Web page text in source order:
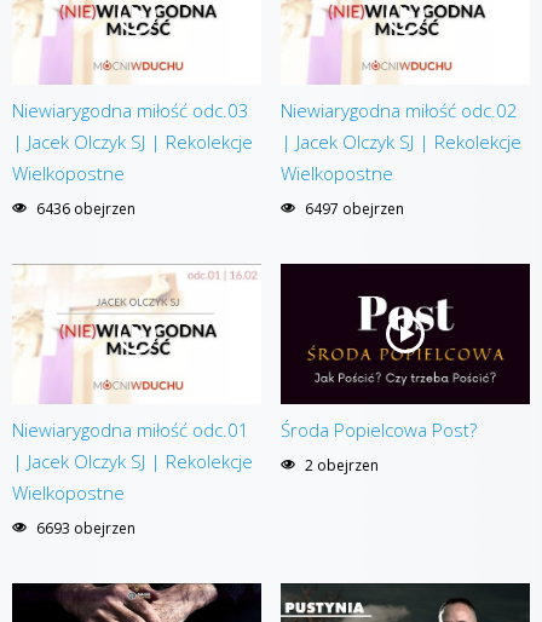
Niewiarygodna miłość odc.03
| Jacek Olczyk SJ | Rekolekcje
Wielkopostne
6436 obejrzen
Niewiarygodna miłość odc.02
| Jacek Olczyk SJ | Rekolekcje
Wielkopostne
6497 obejrzen
Niewiarygodna miłość odc.01
| Jacek Olczyk SJ | Rekolekcje
Wielkopostne
6693 obejrzen
Środa Popielcowa Post?
2 obejrzen